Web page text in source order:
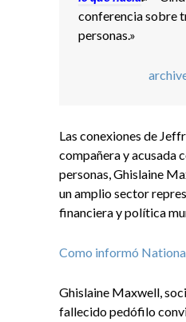
conferencia sobre
personas.»
Las conexiones de
compañera y acusada
personas, Ghislaine
un amplio sector
financiera y política
Como informó
Ghislaine Maxwell,
fallecido pedófilo